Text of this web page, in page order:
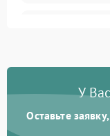
Проблемы с
Не работает
У
Оставьте